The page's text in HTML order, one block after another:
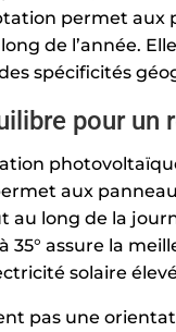
permet
de l’année.
spécificités
pour un
aux
long de la
assure la
solaire
pas une